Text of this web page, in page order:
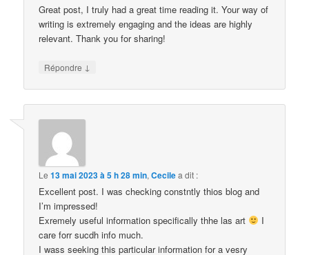
Great post, I truly had a great time reading it. Your way of
writing is extremely engaging and the ideas are highly
relevant. Thank you for sharing!
Répondre ↓
Le13 mai 2023 à 5 h 28 min,Cecilea dit :
Excellent post. I was checking constntly thios blog and
I’m impressed!
Exremely useful information specifically thhe las art
I
care forr sucdh info much.
I wass seeking this particular information for a vesry